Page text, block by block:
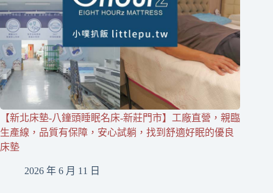
【新北床墊-八鐘頭睡眠名床-新莊門市】工廠直營，親臨
生產線，品質有保障，安心試躺，找到舒適好眠的優良
床墊
2026 年 6 月 11 日